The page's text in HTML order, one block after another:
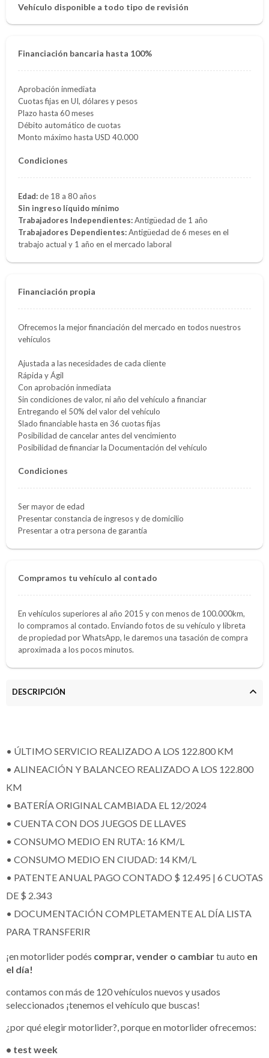
Vehículo disponible a todo tipo de revisión
Financiación bancaria hasta 100%
Aprobación inmediata
Cuotas fijas en UI, dólares y pesos
Plazo hasta 60 meses
Débito automático de cuotas
Monto máximo hasta USD 40.000
Condiciones
Edad:de 18 a 80 años
Sin ingreso líquido mínimo
Trabajadores Independientes:Antigüedad de 1 año
Trabajadores Dependientes:Antigüedad de 6 meses en el
trabajo actual y 1 año en el mercado laboral
Financiación propia
Ofrecemos la mejor financiación del mercado en todos nuestros
vehículos
Ajustada a las necesidades de cada cliente
Rápida y Ágil
Con aprobación inmediata
Sin condiciones de valor, ni año del vehículo a financiar
Entregando el 50% del valor del vehículo
Slado financiable hasta en 36 cuotas fijas
Posibilidad de cancelar antes del vencimiento
Posibilidad de financiar la Documentación del vehículo
Condiciones
Ser mayor de edad
Presentar constancia de ingresos y de domicilio
Presentar a otra persona de garantía
Compramos tu vehículo al contado
En vehículos superiores al año 2015 y con menos de 100.000km,
lo compramos al contado. Enviando fotos de su vehículo y libreta
de propiedad por WhatsApp, le daremos una tasación de compra
aproximada a los pocos minutos.
DESCRIPCIÓN
• ÚLTIMO SERVICIO REALIZADO A LOS 122.800 KM
• ALINEACIÓN Y BALANCEO REALIZADO A LOS 122.800
KM
• BATERÍA ORIGINAL CAMBIADA EL 12/2024
• CUENTA CON DOS JUEGOS DE LLAVES
• CONSUMO MEDIO EN RUTA: 16 KM/L
• CONSUMO MEDIO EN CIUDAD: 14 KM/L
• PATENTE ANUAL PAGO CONTADO $ 12.495 | 6 CUOTAS
DE $ 2.343
• DOCUMENTACIÓN COMPLETAMENTE AL DÍA LISTA
PARA TRANSFERIR
¡en motorlider podés comprar, vender o cambiartu auto en
el día!
contamos con más de 120 vehículos nuevos y usados
seleccionados ¡tenemos el vehículo que buscas!
¿por qué elegir motorlider?, porque en motorlider ofrecemos:
• test week